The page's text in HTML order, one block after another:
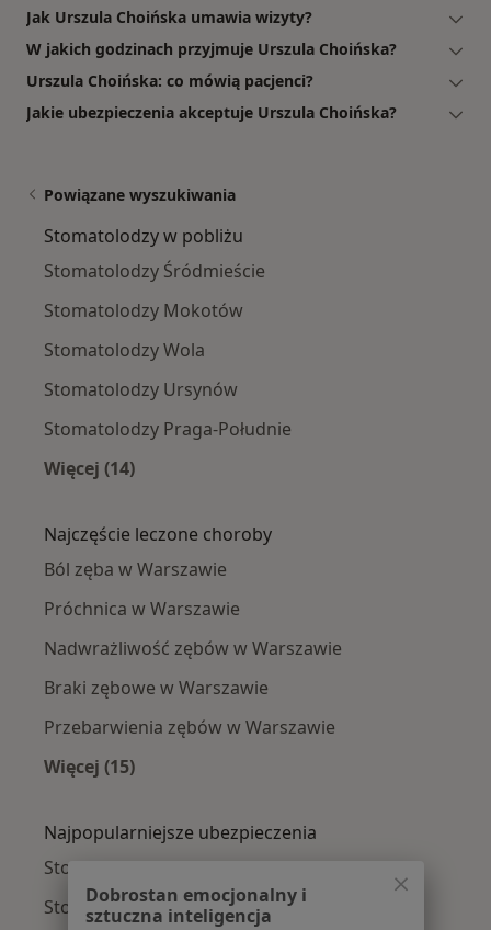
Jak Urszula Choińska umawia wizyty?
W jakich godzinach przyjmuje Urszula Choińska?
Urszula Choińska: co mówią pacjenci?
Jakie ubezpieczenia akceptuje Urszula Choińska?
Powiązane wyszukiwania
Stomatolodzy w pobliżu
Stomatolodzy Śródmieście
Stomatolodzy Mokotów
Stomatolodzy Wola
Stomatolodzy Ursynów
Stomatolodzy Praga-Południe
Więcej (14)
Najczęście leczone choroby
Ból zęba w Warszawie
Próchnica w Warszawie
Nadwrażliwość zębów w Warszawie
Braki zębowe w Warszawie
Przebarwienia zębów w Warszawie
Więcej (15)
Najpopularniejsze ubezpieczenia
Stomatolodzy z Medicover w Warszawie
Stomatolodzy z Allianz w Warszawie
Dobrostan emocjonalny i
sztuczna inteligencja